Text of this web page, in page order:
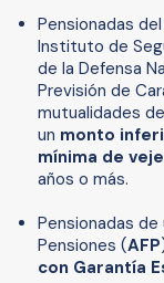
Pensionadas
Instituto de
de la Defensa
Previsión de
mutualidades
un monto
mínima de
años o más.
Pensionadas
Pensiones (AFP
con Garantía